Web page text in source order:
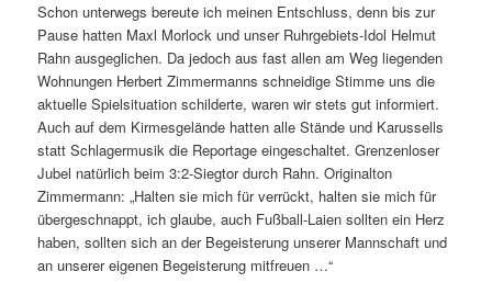
Schon unterwegs bereute ich meinen Entschluss, denn bis zur
Pause hatten Maxl Morlock und unser Ruhrgebiets-Idol Helmut
Rahn ausgeglichen. Da jedoch aus fast allen am Weg liegenden
Wohnungen Herbert Zimmermanns schneidige Stimme uns die
aktuelle Spielsituation schilderte, waren wir stets gut informiert.
Auch auf dem Kirmesgelände hatten alle Stände und Karussells
statt Schlagermusik die Reportage eingeschaltet. Grenzenloser
Jubel natürlich beim 3:2-Siegtor durch Rahn. Originalton
Zimmermann: „Halten sie mich für verrückt, halten sie mich für
übergeschnappt, ich glaube, auch Fußball-Laien sollten ein Herz
haben, sollten sich an der Begeisterung unserer Mannschaft und
an unserer eigenen Begeisterung mitfreuen …“